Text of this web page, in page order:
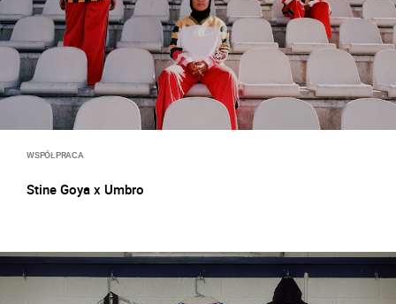
WSPÓŁPRACA
Stine Goya x Umbro